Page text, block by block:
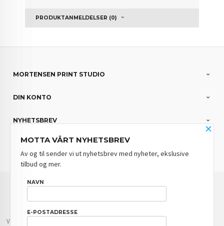
PRODUKTANMELDELSER (0)
MORTENSEN PRINT STUDIO
DIN KONTO
NYHETSBREV
PARTNERE
FRAKT
NYHETSBREV BLOGG
Vår nettbutikk bruker cookies slik at du får en bedre kjøpsopplevelse og vi kan
×
MOTTA VÅRT NYHETSBREV
Av og til sender vi ut nyhetsbrev med nyheter, ekslusive
tilbud og mer.
NAVN
E-POSTADRESSE